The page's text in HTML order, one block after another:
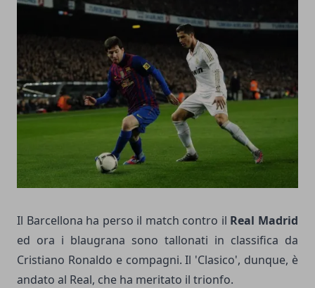
Il Barcellona ha perso il match contro il Real Madrid
ed ora i blaugrana sono tallonati in classifica da
Cristiano Ronaldo e compagni. Il 'Clasico', dunque, è
andato al Real, che ha meritato il trionfo.